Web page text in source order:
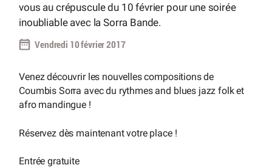
vous au crépuscule du 10 février pour une soirée
inoubliable avec la Sorra Bande.
Vendredi 10 février 2017
Venez découvrir les nouvelles compositions de
Coumbis Sorra avec du rythmes and blues jazz folk et
afro mandingue !
Réservez dès maintenant votre place !
Entrée gratuite